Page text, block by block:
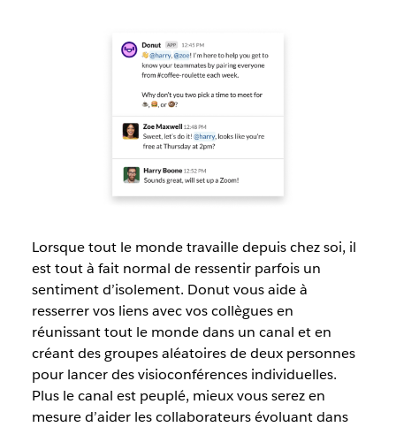
Lorsque tout le monde travaille depuis chez soi, il
est tout à fait normal de ressentir parfois un
sentiment d’isolement. Donut vous aide à
resserrer vos liens avec vos collègues en
réunissant tout le monde dans un canal et en
créant des groupes aléatoires de deux personnes
pour lancer des visioconférences individuelles.
Plus le canal est peuplé, mieux vous serez en
mesure d’aider les collaborateurs évoluant dans